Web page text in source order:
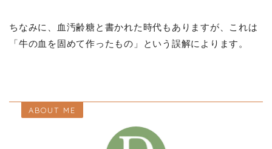
ちなみに、血汚齢糖と書かれた時代もありますが、これは
「牛の血を固めて作ったもの」という誤解によります。
ABOUT ME